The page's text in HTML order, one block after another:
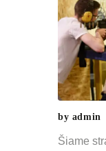
by admin
Šiame